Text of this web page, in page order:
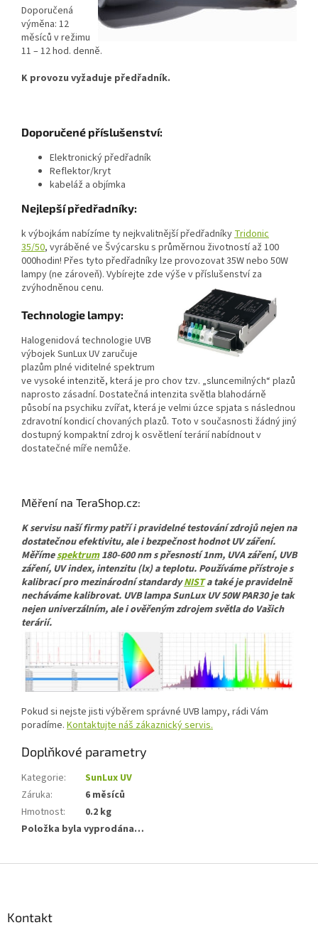
Doporučená
výměna: 12
měsíců v režimu
11 – 12 hod. denně.
K provozu vyžaduje předřadník.
Doporučené příslušenství:
Elektronický předřadník
Reflektor/kryt
kabeláž a objímka
Nejlepší předřadníky:
k výbojkám nabízíme ty nejkvalitnější předřadníky Tridonic
35/50, vyráběné ve Švýcarsku s průměrnou životností až 100
000hodin! Přes tyto předřadníky lze provozovat 35W nebo 50W
lampy (ne zároveň). Vybírejte zde výše v příslušenství za
zvýhodněnou cenu.
Technologie lampy:
Halogenidová technologie UVB
výbojek SunLux UV zaručuje
plazům plné viditelné spektrum
ve vysoké intenzitě, která je pro chov tzv. „sluncemilných“ plazů
naprosto zásadní. Dostatečná intenzita světla blahodárně
působí na psychiku zvířat, která je velmi úzce spjata s následnou
zdravotní kondicí chovaných plazů. Toto v současnosti žádný jiný
dostupný kompaktní zdroj k osvětlení terárií nabídnout v
dostatečné míře nemůže.
Měření na TeraShop.cz:
K servisu naší firmy patří i pravidelné testování zdrojů nejen na
dostatečnou efektivitu, ale i bezpečnost hodnot UV záření.
Měřímespektrum 180-600 nm s přesností 1nm, UVA záření, UVB
záření, UV index, intenzitu (lx) a teplotu. Používáme přístroje s
kalibrací pro mezinárodní standardy NIST a také je pravidelně
necháváme kalibrovat. UVB lampa SunLux UV 50W PAR30 je tak
nejen univerzálním, ale i ověřeným zdrojem světla do Vašich
terárií.
Pokud si nejste jisti výběrem správné UVB lampy, rádi Vám
poradíme. Kontaktujte náš zákaznický servis.
Doplňkové parametry
Kategorie:
SunLux UV
Záruka:
6 měsíců
Hmotnost:
0.2 kg
Položka byla vyprodána…
Kontakt